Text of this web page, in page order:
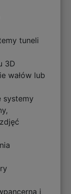
tuneli
3D
wałów lub
systemy
i